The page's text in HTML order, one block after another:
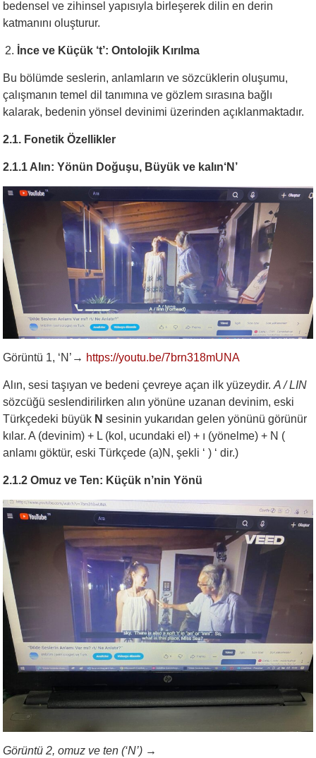
bedensel ve zihinsel yapısıyla birleşerek dilin en derin
katmanını oluşturur.
İnce ve Küçük ‘t’: Ontolojik Kırılma
Bu bölümde seslerin, anlamların ve sözcüklerin oluşumu,
çalışmanın temel dil tanımına ve gözlem sırasına bağlı
kalarak, bedenin yönsel devinimi üzerinden açıklanmaktadır.
2.1. Fonetik Özellikler
2.1.1 Alın: Yönün Doğuşu, Büyük ve kalın‘N’
Görüntü 1, ‘N’ → https://youtu.be/7brn318mUNA
Alın, sesi taşıyan ve bedeni çevreye açan ilk yüzeydir.A / LIN
sözcüğü seslendirilirken alın yönüne uzanan devinim, eski
Türkçedeki büyük N sesinin yukarıdan gelen yönünü görünür
kılar. A (devinim) + L (kol, ucundaki el) + ı (yönelme) + N (
anlamı göktür, eski Türkçede (a)N, şekli ‘ ) ‘ dir.)
2.1.2 Omuz ve Ten: Küçük n’nin Yönü
Görüntü 2, omuz ve ten (‘N’) →